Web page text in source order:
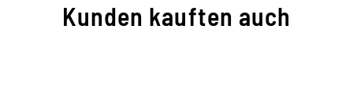
Kunden kauften auch